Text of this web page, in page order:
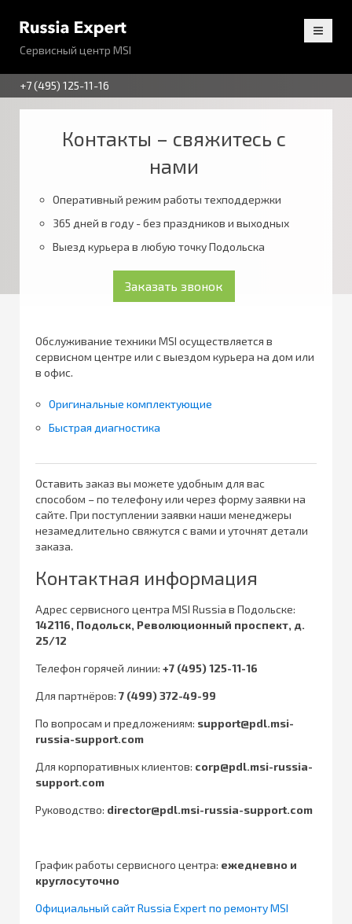
Сервисный центр MSI
+7 (495) 125-11-16
Контакты – свяжитесь с
нами
Оперативный режим работы техподдержки
365 дней в году - без праздников и выходных
Выезд курьера в любую точку Подольска
Обслуживание техники MSI осуществляется в
сервисном центре или с выездом курьера на дом или
в офис.
Оригинальные комплектующие
Быстрая диагностика
Оставить заказ вы можете удобным для вас
способом – по телефону или через форму заявки на
сайте. При поступлении заявки наши менеджеры
незамедлительно свяжутся с вами и уточнят детали
заказа.
Контактная информация
Адрес сервисного центра MSI Russia в Подольске:
142116, Подольск, Революционный проспект, д.
25/12
Телефон горячей линии: +7 (495) 125-11-16
Для партнёров: 7 (499) 372-49-99
По вопросам и предложениям: support@pdl.msi-
russia-support.com
Для корпоративных клиентов: corp@pdl.msi-russia-
support.com
Руководство: director@pdl.msi-russia-support.com
График работы сервисного центра: ежедневно и
круглосуточно
Официальный сайт Russia Expert по ремонту MSI